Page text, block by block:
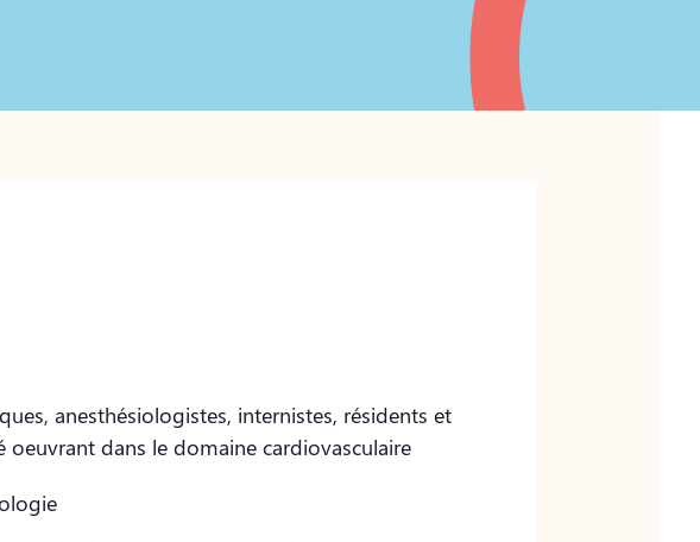
anesthésiologistes, internistes, résidents et
oeuvrant dans le domaine cardiovasculaire